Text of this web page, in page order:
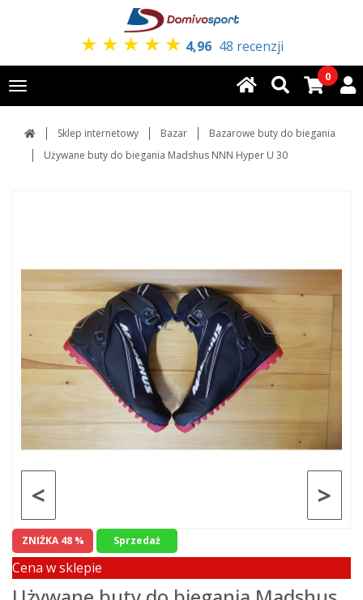
★ ★ ★ ★ ★ 4,96 48 recenzji
Toggle
navigation
0
Sklep internetowy Bazar
Bazarowe buty do biegania
Używane buty do biegania Madshus NNN Hyper U 30
>
<
ZNIŻKA 48 % Sprzedaż
Cena w sklepie